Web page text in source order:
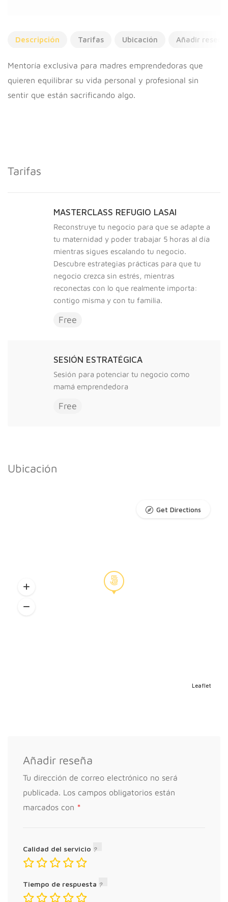
Descripción Tarifas Ubicación Añadir reseña
Mentoría exclusiva para madres emprendedoras que
quieren equilibrar su vida personal y profesional sin
sentir que están sacrificando algo.
Tarifas
MASTERCLASS REFUGIO LASAI
Reconstruye tu negocio para que se adapte a
tu maternidad y poder trabajar 5 horas al día
mientras sigues escalando tu negocio.
Descubre estrategias prácticas para que tu
negocio crezca sin estrés, mientras
reconectas con lo que realmente importa:
contigo misma y con tu familia.
Free
SESIÓN ESTRATÉGICA
Sesión para potenciar tu negocio como
mamá emprendedora
Free
Ubicación
Leaflet
Get Directions
Añadir reseña
Tu dirección de correo electrónico no será
publicada. Los campos obligatorios están
marcados con *
Calidad del servicio
Tiempo de respuesta